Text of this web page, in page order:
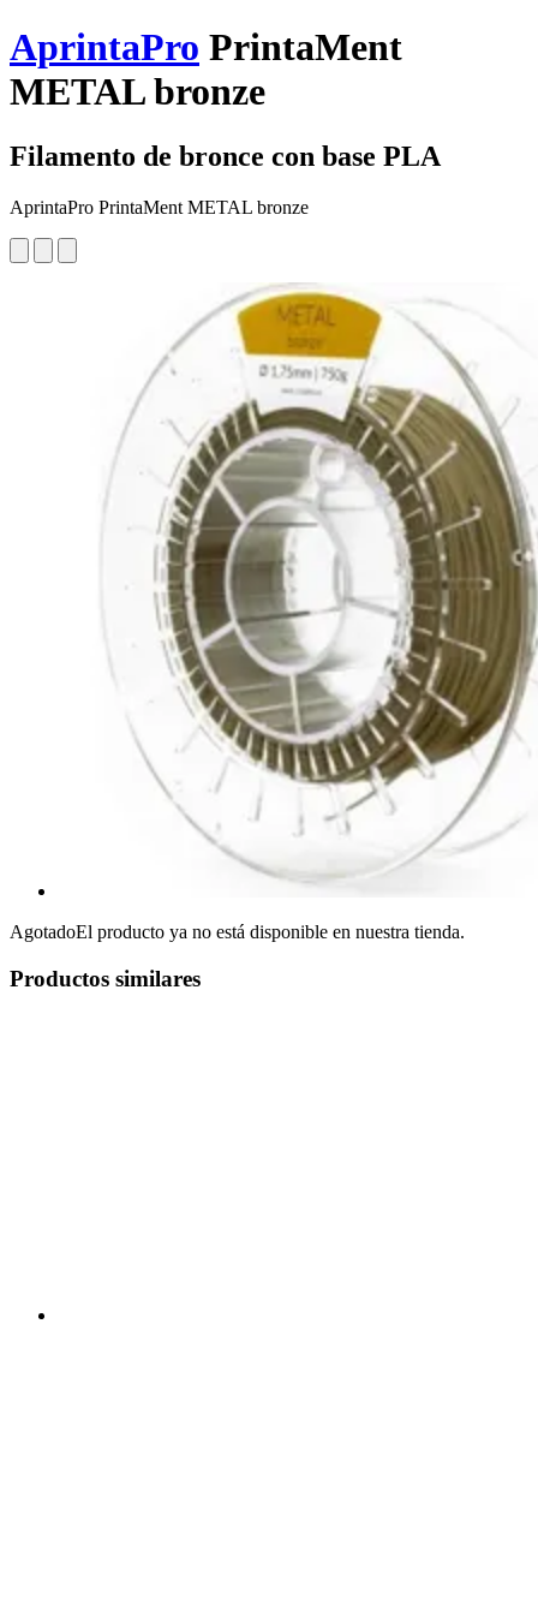
AprintaPro PrintaMent
METAL bronze
Filamento de bronce con base PLA
AprintaPro PrintaMent METAL bronze
AgotadoEl producto ya no está disponible en nuestra tienda.
Productos similares